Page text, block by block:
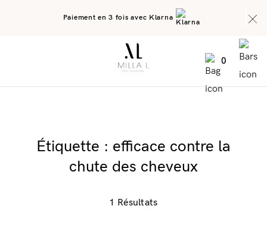
Paiement en 3 fois avec Klarna
0
Étiquette : efficace contre la
chute des cheveux
1 Résultats